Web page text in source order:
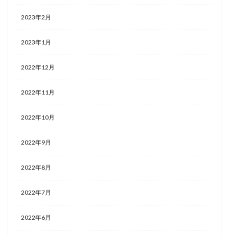
2023年2月
2023年1月
2022年12月
2022年11月
2022年10月
2022年9月
2022年8月
2022年7月
2022年6月